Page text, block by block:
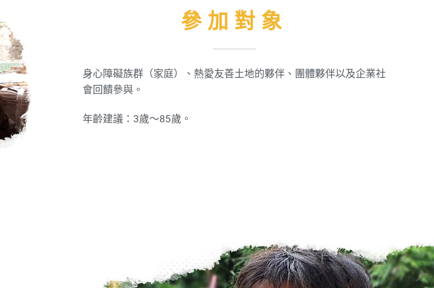
參加對象
身心障礙族群（家庭）、熱愛友善土地的夥伴、團體夥伴以及企業社
會回饋參與。
年齡建議：3歲～85歲。